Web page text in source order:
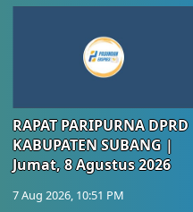
RAPAT PARIPURNA DPRD
KABUPATEN SUBANG |
Jumat, 8 Agustus 2026
7 Aug 2026, 10:51 PM